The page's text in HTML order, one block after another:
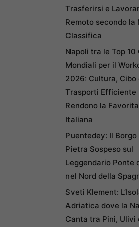
Trasferirsi e
Remoto secondo la
Classifica
Napoli tra le Top 10
Mondiali per il
2026: Cultura, Cibo
Trasporti Efficiente
Rendono la Favorita
Italiana
Puentedey: Il Borgo
Pietra Sospeso sul
Leggendario Ponte
nel Nord della
Sveti Klement:
Adriatica dove la
Canta tra Pini, Ulivi